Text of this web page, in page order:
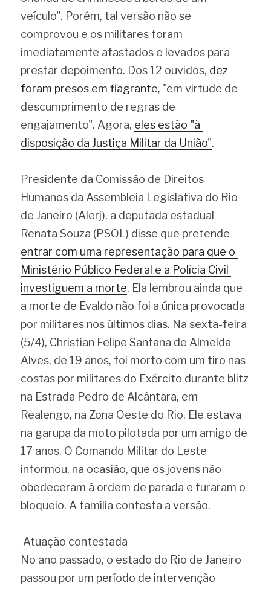
veículo". Porém, tal versão não se
comprovou e os militares foram
imediatamente afastados e levados para
prestar depoimento. Dos 12 ouvidos, dez
foram presos em flagrante, "em virtude de
descumprimento de regras de
engajamento". Agora, eles estão "à
disposição da Justiça Militar da União".
Presidente da Comissão de Direitos
Humanos da Assembleia Legislativa do Rio
de Janeiro (Alerj), a deputada estadual
entrar com uma representação para que o
Ministério Público Federal e a Polícia Civil
investiguem a morte. Ela lembrou ainda que
a morte de Evaldo não foi a única provocada
por militares nos últimos dias. Na sexta-feira
(5/4), Christian Felipe Santana de Almeida
Alves, de 19 anos, foi morto com um tiro nas
costas por militares do Exército durante blitz
na Estrada Pedro de Alcântara, em
Realengo, na Zona Oeste do Rio. Ele estava
na garupa da moto pilotada por um amigo de
17 anos. O Comando Militar do Leste
informou, na ocasião, que os jovens não
obedeceram à ordem de parada e furaram o
bloqueio. A família contesta a versão.
Atuação contestada
No ano passado, o estado do Rio de Janeiro
passou por um período de intervenção